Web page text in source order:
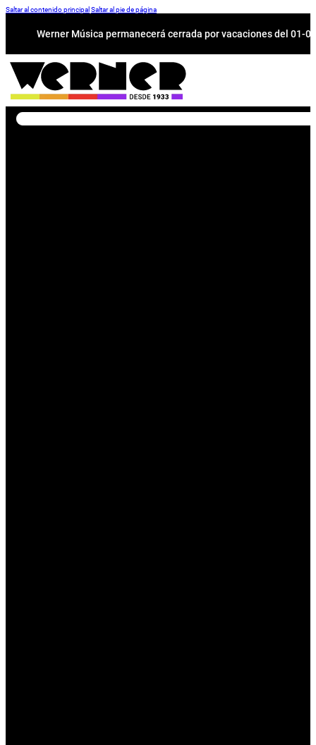
Saltar al contenido principal Saltar al pie de página
Werner Música permanecerá cerrada por vacaciones del 01-
Buscar